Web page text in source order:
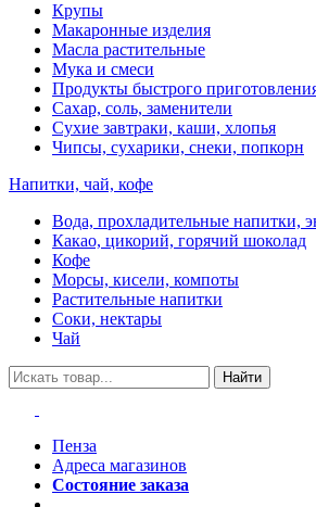
Крупы
Макаронные изделия
Масла растительные
Мука и смеси
Продукты быстрого
Сахар, соль, заменители
Сухие завтраки, каши, хлопья
Чипсы, сухарики, снеки, попкорн
Напитки, чай, кофе
Вода, прохладительные напитки,
Какао, цикорий, горячий шоколад
Кофе
Морсы, кисели, компоты
Растительные напитки
Соки, нектары
Чай
Найти
Пенза
Адреса магазинов
Состояние заказа